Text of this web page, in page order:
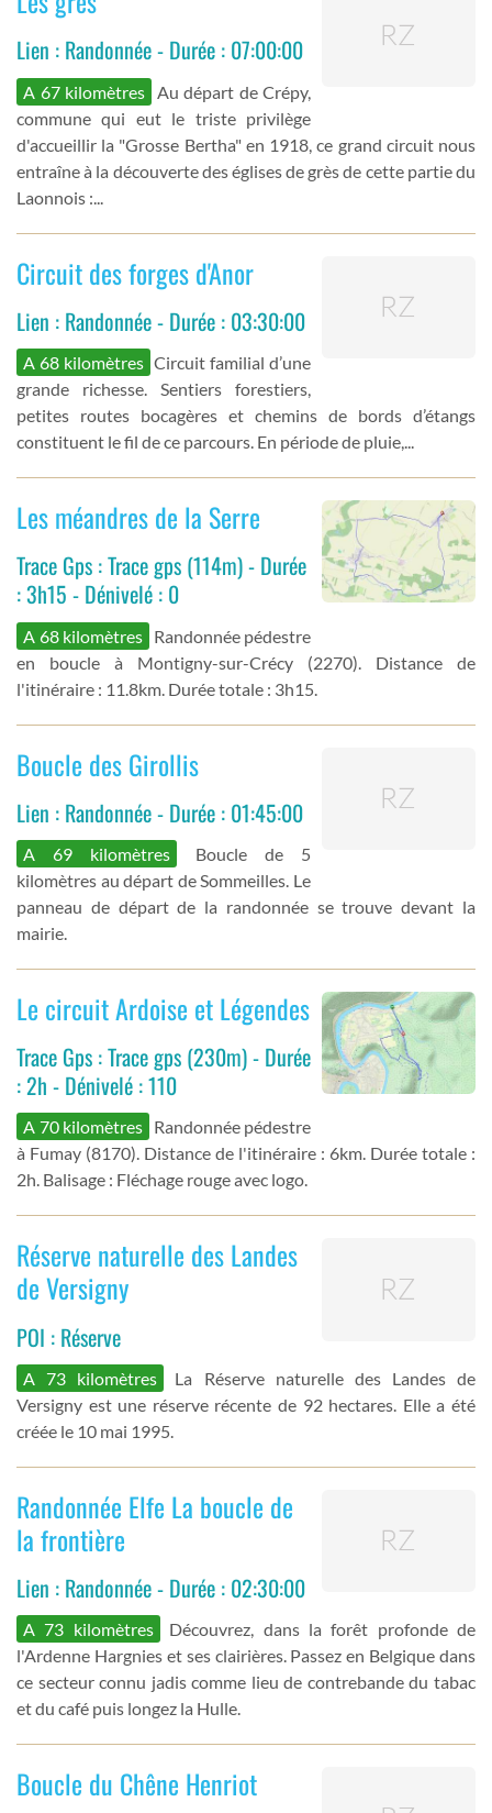
Lien : Randonnée - Durée : 07:00:00
A 67 kilomètres
Au départ de Crépy,
commune qui eut le triste privilège
d'accueillir la "Grosse Bertha" en 1918, ce grand circuit nous
entraîne à la découverte des églises de grès de cette partie du
Laonnois :...
Circuit des forges d'Anor
Lien : Randonnée - Durée : 03:30:00
A 68 kilomètres Circuit familial d’une
grande richesse. Sentiers forestiers,
petites routes bocagères et chemins de bords d’étangs
constituent le fil de ce parcours. En période de pluie,...
Les méandres de la Serre
Trace Gps : Trace gps (114m) - Durée
: 3h15 - Dénivelé : 0
A 68 kilomètres Randonnée pédestre
en boucle à Montigny-sur-Crécy (2270). Distance de
l'itinéraire : 11.8km. Durée totale : 3h15.
Boucle des Girollis
Lien : Randonnée - Durée : 01:45:00
A 69 kilomètres
Boucle de 5
kilomètres au départ de Sommeilles. Le
panneau de départ de la randonnée se trouve devant la
mairie.
Le circuit Ardoise et Légendes
Trace Gps : Trace gps (230m) - Durée
: 2h - Dénivelé : 110
A 70 kilomètres Randonnée pédestre
à Fumay (8170). Distance de l'itinéraire : 6km. Durée totale :
2h. Balisage : Fléchage rouge avec logo.
Réserve naturelle des Landes
de Versigny
POI : Réserve
A 73 kilomètres
La Réserve naturelle des Landes de
Versigny est une réserve récente de 92 hectares. Elle a été
créée le 10 mai 1995.
Randonnée Elfe La boucle de
la frontière
Lien : Randonnée - Durée : 02:30:00
A 73 kilomètres
Découvrez, dans la forêt profonde de
l'Ardenne Hargnies et ses clairières. Passez en Belgique dans
ce secteur connu jadis comme lieu de contrebande du tabac
et du café puis longez la Hulle.
Boucle du Chêne Henriot